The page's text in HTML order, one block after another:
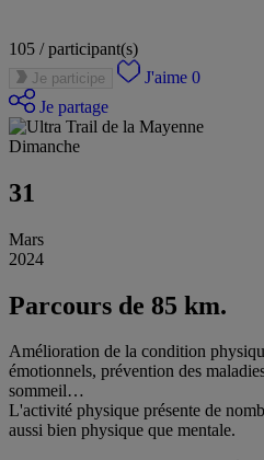
105 /participant(s)
Je participe J'aime 0
Je partage
Dimanche
31
Mars
2024
Parcours de 85 km.
Amélioration de la condition
émotionnels, prévention des
sommeil…
L'activité physique présente de
aussi bien physique que mentale.